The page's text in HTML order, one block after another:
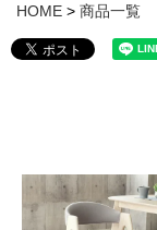
HOME 商品一覧